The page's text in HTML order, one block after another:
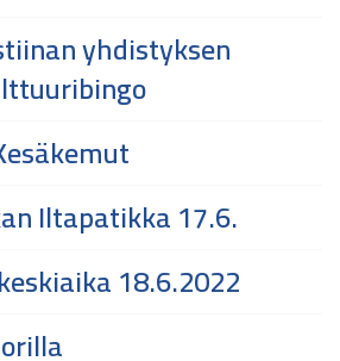
yhdistyksen
Iltapatikka 17.6.
18.6.2022